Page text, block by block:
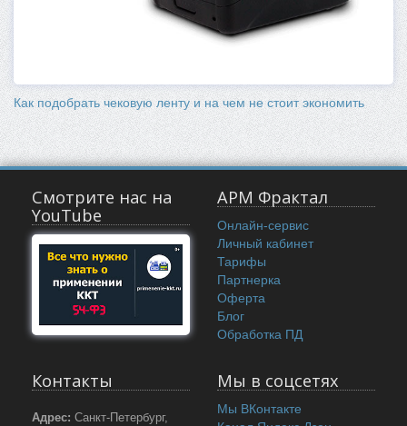
Как подобрать чековую ленту и на чем не стоит экономить
Смотрите нас на
YouTube
АРМ Фрактал
Онлайн-сервис
Личный кабинет
Тарифы
Партнерка
Оферта
Блог
Обработка ПД
Контакты
Адрес: Санкт-Петербург,
Мы в соцсетях
Мы ВКонтакте